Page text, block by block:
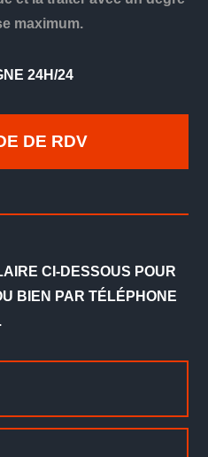
maximum.
24H/24
DE RDV
CI-DESSOUS POUR
BIEN PAR TÉLÉPHONE